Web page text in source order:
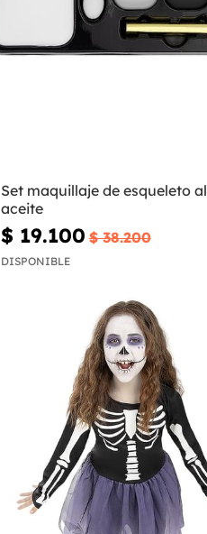
Set maquillaje de esqueleto al
aceite
$ 19.100 $ 38.200
DISPONIBLE